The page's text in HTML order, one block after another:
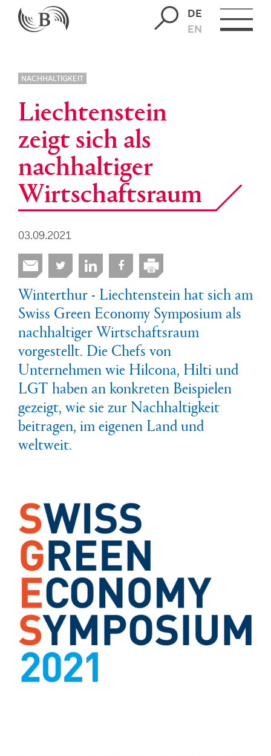
DE
EN
NACHHALTIGKEIT
Liechtenstein
zeigt sich als
nachhaltiger
Wirtschaftsraum
03.09.2021
Winterthur - Liechtenstein hat sich am
Swiss Green Economy Symposium als
nachhaltiger Wirtschaftsraum
vorgestellt. Die Chefs von
Unternehmen wie Hilcona, Hilti und
LGT haben an konkreten Beispielen
gezeigt, wie sie zur Nachhaltigkeit
beitragen, im eigenen Land und
weltweit.